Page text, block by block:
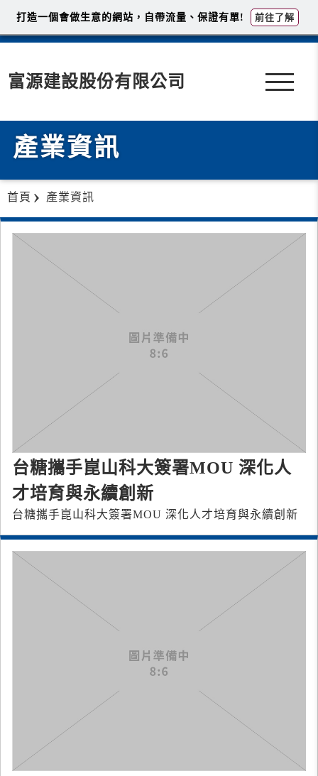
富源建設股份有限公司
產業資訊
首頁 產業資訊
台糖攜手崑山科大簽署MOU 深化人
才培育與永續創新
台糖攜手崑山科大簽署MOU 深化人才培育與永續創新
打造一個會做生意的網站，自帶流量、保證有單! 前往了解